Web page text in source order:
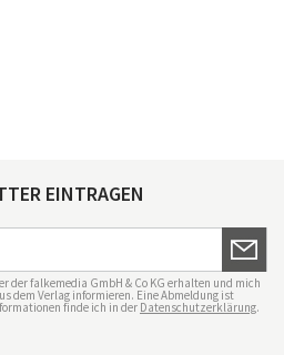
EINTRAGEN
der falkemedia GmbH & Co KG erhalten und mich
dem Verlag informieren. Eine Abmeldung ist
finde ich in der Datenschutzerklärung.